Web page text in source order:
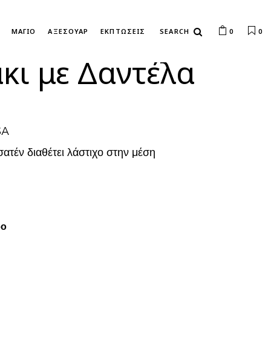
ΜΑΓΙΟ ΑΞΕΣΟΥΑΡ ΕΚΠΤΩΣΕΙΣ 0 0
με Δαντέλα
διαθέτει λάστιχο στην μέση